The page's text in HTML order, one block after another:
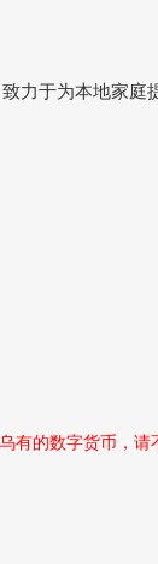
力于为本地家庭
有的数字货币，请